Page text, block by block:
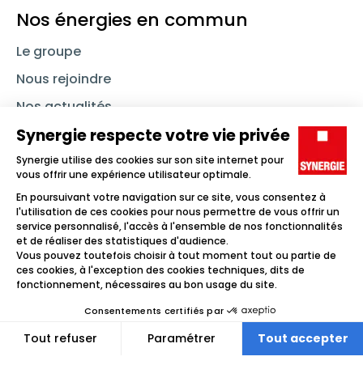
Nos énergies en commun
Le groupe
Nous rejoindre
Nos actualités
Nous contacter
Linkedin SynergieInstagramTikTok Youtube
Trouver un emploi
Icône d'illustration
Candidats
Icône d'illustration
Icône d'illustration